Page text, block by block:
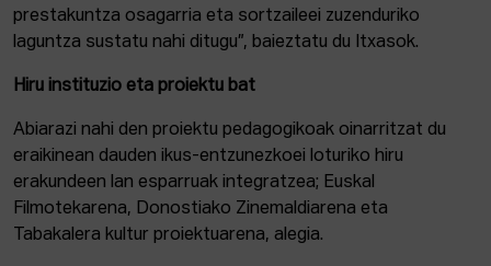
prestakuntza osagarria eta sortzaileei zuzenduriko
laguntza sustatu nahi ditugu”, baieztatu du Itxasok.
Hiru instituzio eta proiektu bat
Abiarazi nahi den proiektu pedagogikoak oinarritzat du
eraikinean dauden ikus-entzunezkoei loturiko hiru
erakundeen lan esparruak integratzea; Euskal
Filmotekarena, Donostiako Zinemaldiarena eta
Tabakalera kultur proiektuarena, alegia.